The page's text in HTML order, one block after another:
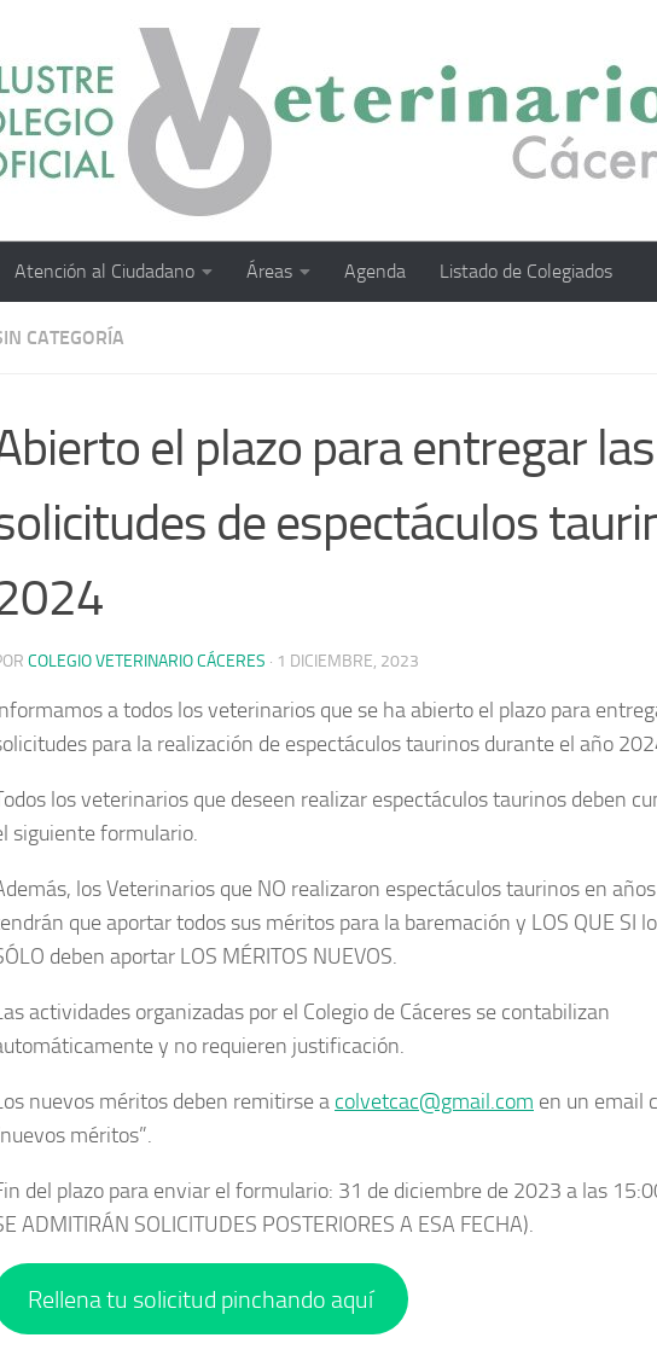
Atención al Ciudadano Áreas Agenda Listado de Colegiados
CATEGORÍA
el plazo para entregar las
de espectáculos
COLEGIO VETERINARIO CÁCERES · 1 DICIEMBRE, 2023
a todos los veterinarios que se ha abierto el plazo para
para la realización de espectáculos taurinos durante el año
los veterinarios que deseen realizar espectáculos taurinos deben
siguiente formulario.
los Veterinarios que NO realizaron espectáculos taurinos en
que aportar todos sus méritos para la baremación y LOS QUE SI
deben aportar LOS MÉRITOS NUEVOS.
actividades organizadas por el Colegio de Cáceres se contabilizan
y no requieren justificación.
nuevos méritos deben remitirse a colvetcac@gmail.com en un email
méritos”.
del plazo para enviar el formulario: 31 de diciembre de 2023 a las
ADMITIRÁN SOLICITUDES POSTERIORES A ESA FECHA).
Rellena tu solicitud pinchando aquí